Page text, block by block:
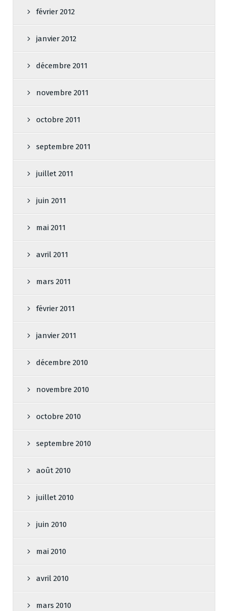
février 2012
janvier 2012
décembre 2011
novembre 2011
octobre 2011
septembre 2011
juillet 2011
juin 2011
mai 2011
avril 2011
mars 2011
février 2011
janvier 2011
décembre 2010
novembre 2010
octobre 2010
septembre 2010
août 2010
juillet 2010
juin 2010
mai 2010
avril 2010
mars 2010